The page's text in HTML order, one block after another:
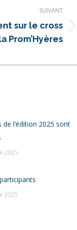
SUIVANT
sur le cross
Prom’Hyères
de l’édition 2025 sont
2025
2025